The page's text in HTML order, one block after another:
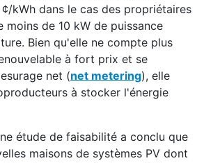
¢/kWh dans le cas des propriétaires
moins de 10 kW de puissance
Bien qu'elle ne compte plus
à fort prix et se
net (net metering), elle
à stocker l'énergie
étude de faisabilité a conclu que
maisons de systèmes PV dont